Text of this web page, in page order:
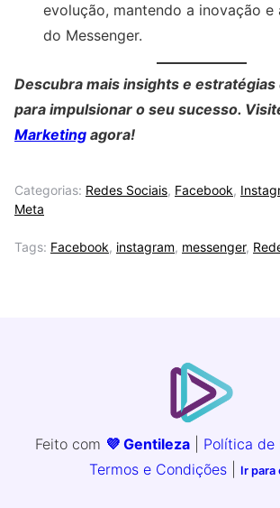
evolução, mantendo a inovação e
do Messenger.
Descubra mais insights e
para impulsionar o seu sucesso.
Marketing agora!
Categorias: Redes Sociais, Facebook,
Meta
Tags: Facebook, instagram, messenger,
Feito com 💜 Gentileza Política de
Termos e Condições
Ir para